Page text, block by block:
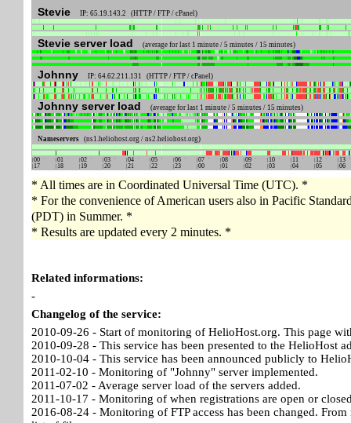
Stevie IP: 65.19.143.2 (HTTP / FTP / cPanel)
Stevie server load (average for last 1 minute / 5 minutes / 15 minutes)
Johnny IP: 64.62.211.131 (HTTP / FTP / cPanel)
Johnny server load (average for last 1 minute / 5 minutes / 15 minutes)
Nameservers (ns1.heliohost.org / ns2.heliohost.org)
00 01 02 03 04 05 06 07 08 09 10 11 12
13
17
18 19 20 21 22 23 00 01 02 03 04 05 06
* All times are in Coordinated Universal Time (UTC). *
* For the convenience of American users also in Pacific
(PDT) in Summer. *
* Results are updated every 2 minutes. *
Related informations:
-
Changelog of the service:
2010-09-26 - Start of monitoring of HelioHost.org. This page
2010-09-28 - This service has been presented to the HelioHost
2010-10-04 - This service has been announced publicly to
2011-02-10 - Monitoring of "Johnny" server implemented.
2011-07-02 - Average server load of the servers added.
2011-10-17 - Monitoring of when registrations are open or
2016-08-24 - Monitoring of FTP access has been changed.